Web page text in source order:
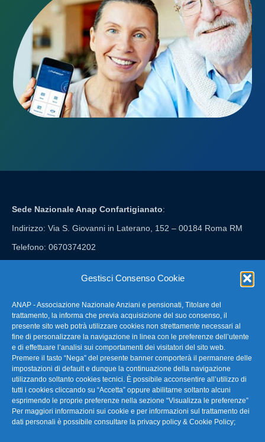
Gestisci Consenso Cookie
ANAP - Associazione Nazionale Anziani e pensionati, Titolare del
trattamento, la informa che previa acquisizione del suo consenso, il
presente sito web potrà utilizzare cookies non strettamente necessari al
fine di personalizzare la navigazione in linea con le preferenze dell’utente
e di effettuare l’analisi sui comportamenti dei visitatori del sito web.
Premere il tasto “Nega” del presente banner comporterà il permanere delle
impostazioni di default e dunque la continuazione della navigazione
utilizzando soltanto cookies tecnici. È possibile acconsentire all’utilizzo di
tutti i cookies cliccando su “Accetta” oppure abilitarne soltanto alcuni
esprimendo le proprie preferenze nella sezione “Visualizza le preferenze”
Per maggiori informazioni sui cookie e per informazioni sul trattamento dei
dati personali è possibile consultare la privacy policy & Cookie Policy;
Sede Nazionale Anap Confartigianato:
Indirizzo: Via S. Giovanni in Laterano, 152 – 00184 Roma RM
Telefono: 0670374202
FAQ – Domande Frequenti
La nostra Newsletter
Link Utili
TG Confartigianato
Privacy & Cookie Policy